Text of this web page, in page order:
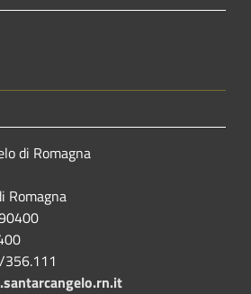
di Romagna
Romagna
356.111